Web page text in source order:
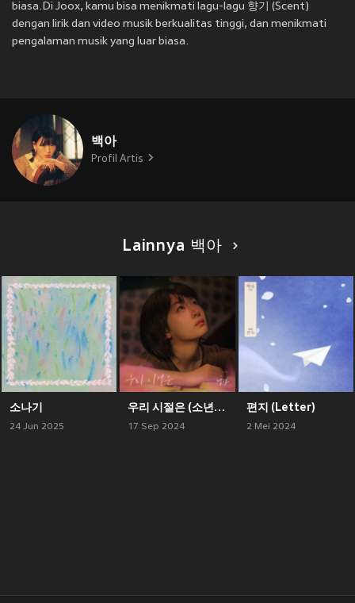
biasa.Di Joox, kamu bisa menikmati lagu-lagu 향기 (Scent)
dengan lirik dan video musik berkualitas tinggi, dan menikmati
pengalaman musik yang luar biasa.
백아
Profil Artis
Lainnya 백아
소나기
24 Jun 2025
우리 시절은 (소년시절의 너 X 백아)
17 Sep 2024
편지 (Letter)
2 Mei 2024